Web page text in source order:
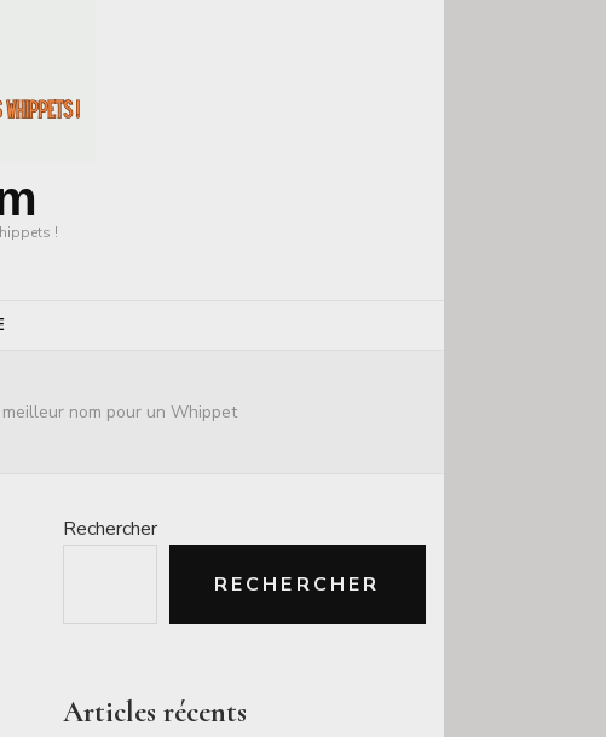
!
nom pour un Whippet
Rechercher
RECHERCHER
Articles récents